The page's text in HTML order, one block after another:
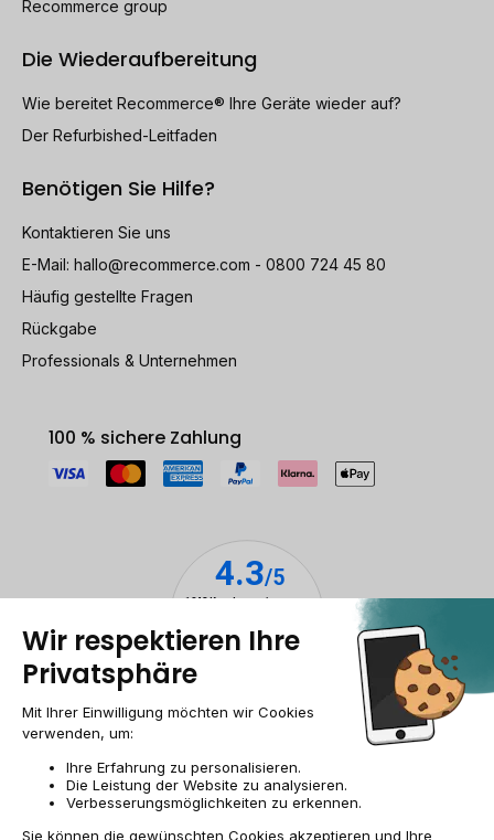
Recommerce group
Die Wiederaufbereitung
Wie bereitet Recommerce® Ihre Geräte wieder auf?
Der Refurbished-Leitfaden
Benötigen Sie Hilfe?
Kontaktieren Sie uns
E-Mail: hallo@recommerce.com - 0800 724 45 80
Häufig gestellte Fragen
Rückgabe
Professionals & Unternehmen
100 % sichere Zahlung
Impressum & ANB Allgemeine Geschäftsbedingungen